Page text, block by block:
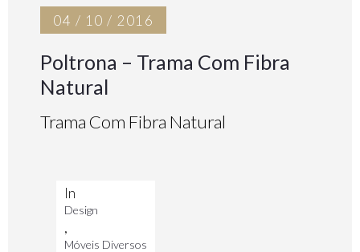
04 / 10 / 2016
Poltrona – Trama Com Fibra
Natural
Trama Com Fibra Natural
In
Design
,
Móveis Diversos